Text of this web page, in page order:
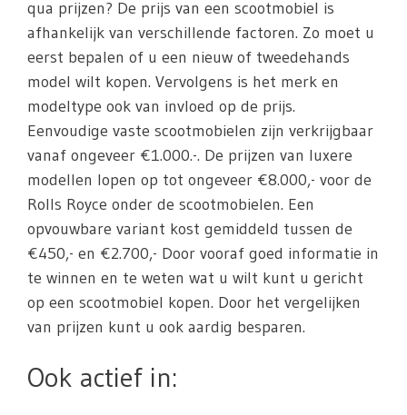
qua prijzen? De prijs van een scootmobiel is
afhankelijk van verschillende factoren. Zo moet u
eerst bepalen of u een nieuw of tweedehands
model wilt kopen. Vervolgens is het merk en
modeltype ook van invloed op de prijs.
Eenvoudige vaste scootmobielen zijn verkrijgbaar
vanaf ongeveer €1.000.-. De prijzen van luxere
modellen lopen op tot ongeveer €8.000,- voor de
Rolls Royce onder de scootmobielen. Een
opvouwbare variant kost gemiddeld tussen de
€450,- en €2.700,- Door vooraf goed informatie in
te winnen en te weten wat u wilt kunt u gericht
op een scootmobiel kopen. Door het vergelijken
van prijzen kunt u ook aardig besparen.
Ook actief in: